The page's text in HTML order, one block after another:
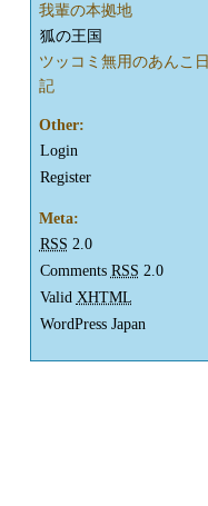
我輩の本拠地
狐の王国
ツッコミ無用のあんこ日
記
Other:
Login
Register
Meta:
RSS 2.0
Comments RSS 2.0
Valid XHTML
WordPress Japan